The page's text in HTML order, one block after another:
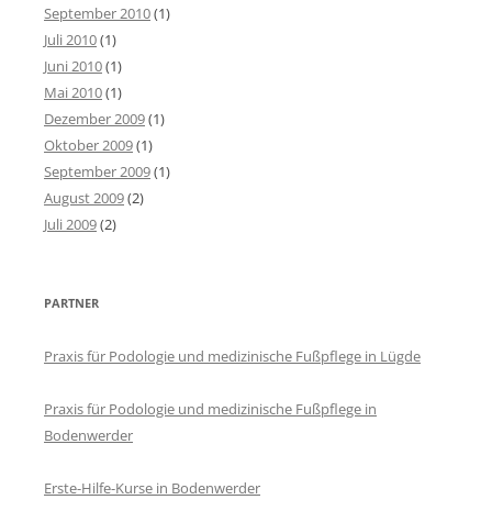
September 2010(1)
Juli 2010(1)
Juni 2010(1)
Mai 2010(1)
Dezember 2009(1)
Oktober 2009(1)
September 2009(1)
August 2009(2)
Juli 2009(2)
PARTNER
Praxis für Podologie und medizinische Fußpflege in Lügde
Praxis für Podologie und medizinische Fußpflege in
Bodenwerder
Erste-Hilfe-Kurse in Bodenwerder